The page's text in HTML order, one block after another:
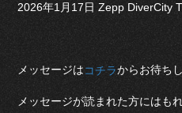
2026年1月17日 Zepp DiverCity
メッセージはコチラからお待ち
メッセージが読まれた方にはも